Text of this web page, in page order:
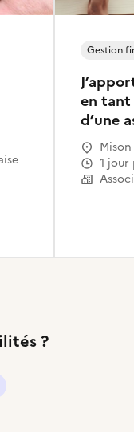
en
d’une
Gestion
Mison
1
?